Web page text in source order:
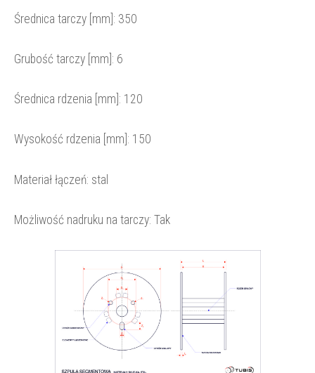
Średnica tarczy [mm]: 350
Grubość tarczy [mm]: 6
Średnica rdzenia [mm]: 120
Wysokość rdzenia [mm]: 150
Materiał łączeń: stal
Możliwość nadruku na tarczy: Tak